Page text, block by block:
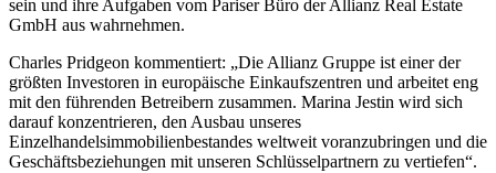
sein und ihre Aufgaben vom Pariser Büro der Allianz Real Estate
GmbH aus wahrnehmen.
Charles Pridgeon kommentiert: „Die Allianz Gruppe ist einer der
größten Investoren in europäische Einkaufszentren und arbeitet eng
mit den führenden Betreibern zusammen. Marina Jestin wird sich
darauf konzentrieren, den Ausbau unseres
Einzelhandelsimmobilienbestandes weltweit voranzubringen und die
Geschäftsbeziehungen mit unseren Schlüsselpartnern zu vertiefen“.